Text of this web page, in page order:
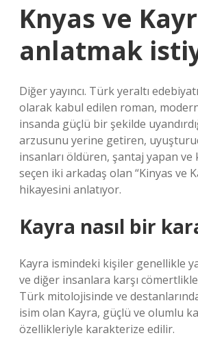
Knyas ve
anlatmak
Diğer yayıncı. Türk yeraltı
olarak kabul edilen roman,
insanda güçlü bir şekilde
arzusunu yerine getiren,
insanları öldüren, şantaj yapan
seçen iki arkadaş olan “Kinyas ve
hikayesini anlatıyor.
Kayra nasıl bir
Kayra ismindeki kişiler genellikle
ve diğer insanlara karşı
Türk mitolojisinde ve
isim olan Kayra, güçlü ve olumlu
özellikleriyle karakterize edilir.